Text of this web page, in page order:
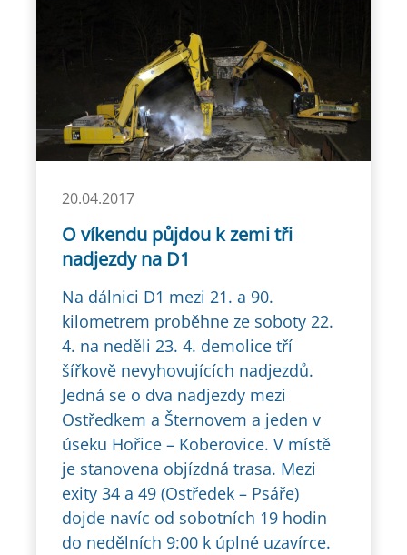
20.04.2017
O víkendu půjdou k zemi tři
nadjezdy na D1
Na dálnici D1 mezi 21. a 90.
kilometrem proběhne ze soboty 22.
4. na neděli 23. 4. demolice tří
šířkově nevyhovujících nadjezdů.
Jedná se o dva nadjezdy mezi
Ostředkem a Šternovem a jeden v
úseku Hořice – Koberovice. V místě
je stanovena objízdná trasa. Mezi
exity 34 a 49 (Ostředek – Psáře)
dojde navíc od sobotních 19 hodin
do nedělních 9:00 k úplné uzavírce.